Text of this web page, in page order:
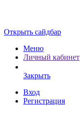
Открыть сайдбар
Меню
Личный кабинет
Закрыть
Вход
Регистрация